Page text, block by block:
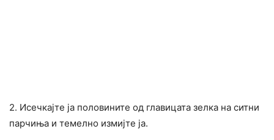
2. Исечкајте ја половините од главицата зелка на ситни
парчиња и темелно измијте ја.